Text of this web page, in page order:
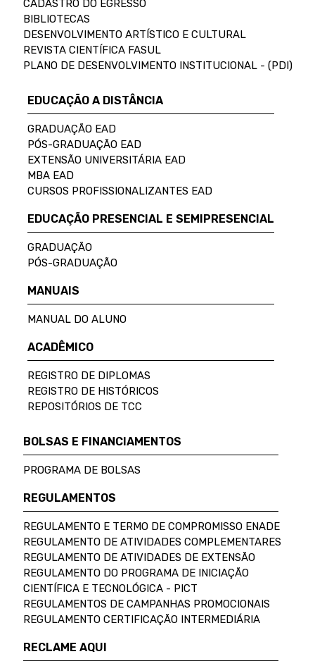
CADASTRO DO EGRESSO
BIBLIOTECAS
DESENVOLVIMENTO ARTÍSTICO E CULTURAL
REVISTA CIENTÍFICA FASUL
PLANO DE DESENVOLVIMENTO INSTITUCIONAL - (PDI)
EDUCAÇÃO A DISTÂNCIA
GRADUAÇÃO EAD
PÓS-GRADUAÇÃO EAD
EXTENSÃO UNIVERSITÁRIA EAD
MBA EAD
CURSOS PROFISSIONALIZANTES EAD
EDUCAÇÃO PRESENCIAL E SEMIPRESENCIAL
GRADUAÇÃO
PÓS-GRADUAÇÃO
MANUAIS
MANUAL DO ALUNO
ACADÊMICO
REGISTRO DE DIPLOMAS
REGISTRO DE HISTÓRICOS
REPOSITÓRIOS DE TCC
BOLSAS E FINANCIAMENTOS
PROGRAMA DE BOLSAS
REGULAMENTOS
REGULAMENTO E TERMO DE COMPROMISSO ENADE
REGULAMENTO DE ATIVIDADES COMPLEMENTARES
REGULAMENTO DE ATIVIDADES DE EXTENSÃO
REGULAMENTO DO PROGRAMA DE INICIAÇÃO
CIENTÍFICA E TECNOLÓGICA - PICT
REGULAMENTOS DE CAMPANHAS PROMOCIONAIS
REGULAMENTO CERTIFICAÇÃO INTERMEDIÁRIA
RECLAME AQUI